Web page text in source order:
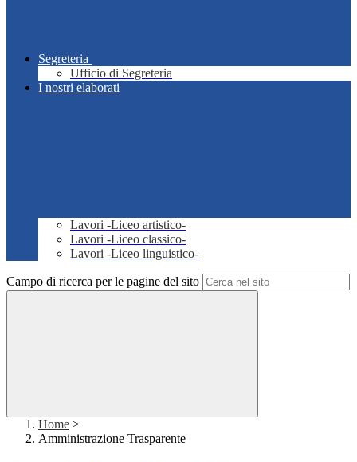
Segreteria
Ufficio di Segreteria
I nostri elaborati
Lavori -Liceo artistico-
Lavori -Liceo classico-
Lavori -Liceo linguistico-
Campo di ricerca per le pagine del sito
Home >
Amministrazione Trasparente